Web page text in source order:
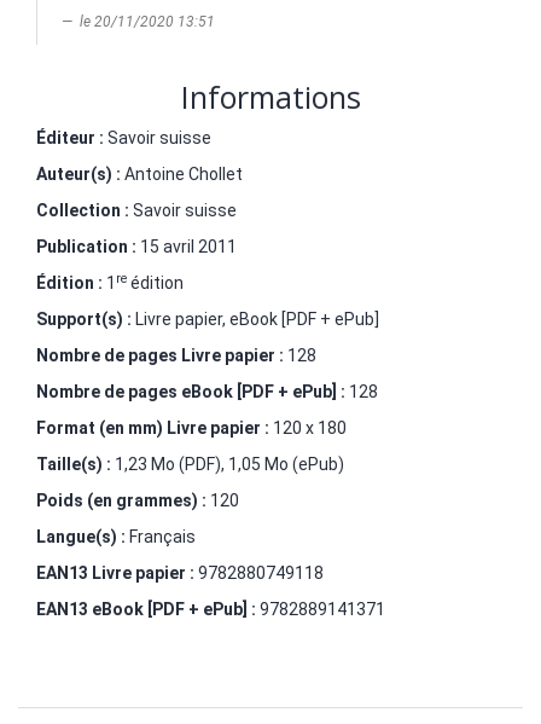
le 20/11/2020 13:51
Informations
Éditeur : Savoir suisse
Auteur(s) : Antoine Chollet
Collection : Savoir suisse
Publication : 15 avril 2011
Édition : 1 re édition
Support(s) : Livre papier, eBook [PDF + ePub]
Nombre de pages Livre papier : 128
Nombre de pages eBook [PDF + ePub] : 128
Format (en mm) Livre papier : 120 x 180
Taille(s) : 1,23 Mo (PDF), 1,05 Mo (ePub)
Poids (en grammes) : 120
Langue(s) : Français
EAN13 Livre papier : 9782880749118
EAN13 eBook [PDF + ePub] : 9782889141371